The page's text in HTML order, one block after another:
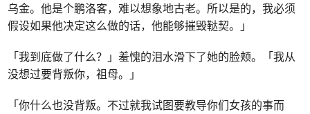
乌金。他是个鹏洛客，难以想象地古老。所以是的，我必须
假设如果他决定这么做的话，他能够摧毁鞑契。」
「我到底做了什么？」羞愧的泪水滑下了她的脸颊。「我从
没想过要背叛你，祖母。」
「你什么也没背叛。不过就我试图要教导你们女孩的事而